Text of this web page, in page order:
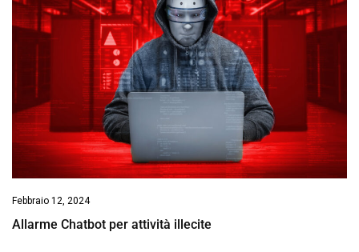
Febbraio 12, 2024
Allarme Chatbot per attività illecite